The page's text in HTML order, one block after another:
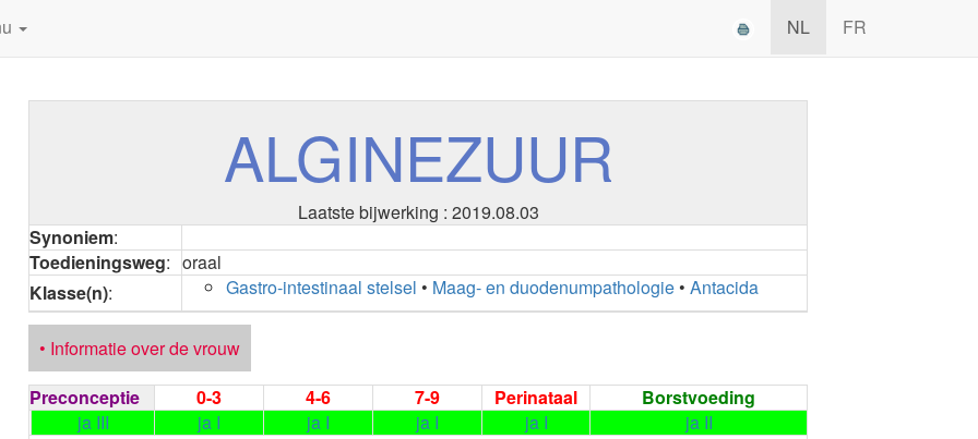
NL FR
ALGINEZUUR
Laatste bijwerking : 2019.08.03
Synoniem:
Toedieningsweg: oraal
Klasse(n): Gastro-intestinaal stelsel • Maag- en duodenumpathologie •Antacida
• Informatie over de vrouw
Preconceptie
0-3 4-6 7-9 Perinataal
Borstvoeding
ja III
ja I ja I ja I ja I
ja II